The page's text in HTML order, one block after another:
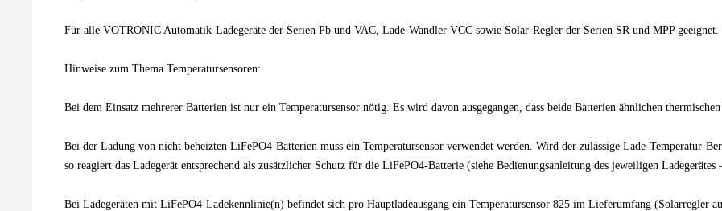
Für alle VOTRONIC Automatik-Ladegeräte der Serien Pb und VAC, Lade-Wandler VCC sowie Solar-Regler der Serien SR und MPP geeignet.
Hinweise zum Thema Temperatursensoren:
Bei dem Einsatz mehrerer Batterien ist nur ein Temperatursensor nötig. Es wird davon ausgegangen, dass beide Batterien ähnlichen
Bei der Ladung von nicht beheizten LiFePO4-Batterien muss ein Temperatursensor verwendet werden. Wird der zulässige Lade-Temperatur-
so reagiert das Ladegerät entsprechend als zusätzlicher Schutz für die LiFePO4-Batterie (siehe Bedienungsanleitung des jeweiligen Ladegerätes
Bei Ladegeräten mit LiFePO4-Ladekennlinie(n) befindet sich pro Hauptladeausgang ein Temperatursensor 825 im Lieferumfang (Solarregler